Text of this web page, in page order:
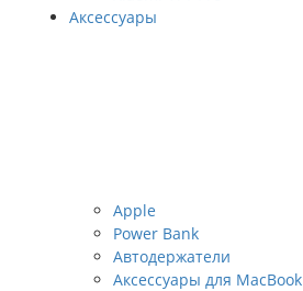
Аксессуары
Apple
Power Bank
Автодержатели
Аксессуары для MacBook